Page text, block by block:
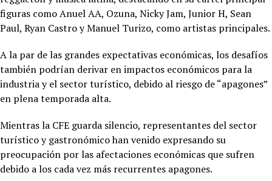
figuras como Anuel AA, Ozuna, Nicky Jam, Junior H, Sean
Paul, Ryan Castro y Manuel Turizo, como artistas principales.
A la par de las grandes expectativas económicas, los desafíos
también podrían derivar en impactos económicos para la
industria y el sector turístico, debido al riesgo de “apagones”
en plena temporada alta.
Mientras la CFE guarda silencio, representantes del sector
turístico y gastronómico han venido expresando su
preocupación por las afectaciones económicas que sufren
debido a los cada vez más recurrentes apagones.